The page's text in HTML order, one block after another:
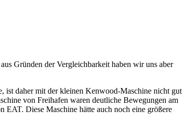
Gründen der Vergleichbarkeit haben wir uns aber
ist daher mit der kleinen Kenwood-Maschine nicht gut
von Freihafen waren deutliche Bewegungen am
Diese Maschine hätte auch noch eine größere